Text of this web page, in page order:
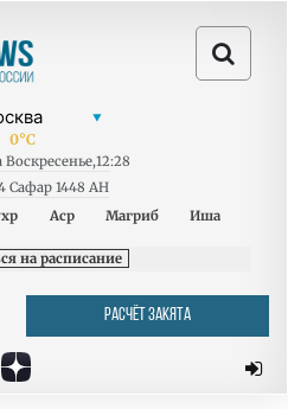
0°C
Воскресенье,12:28
Сафар 1448 AH
Аср Магриб Иша
на расписание
РАСЧЁТ ЗАКЯТА